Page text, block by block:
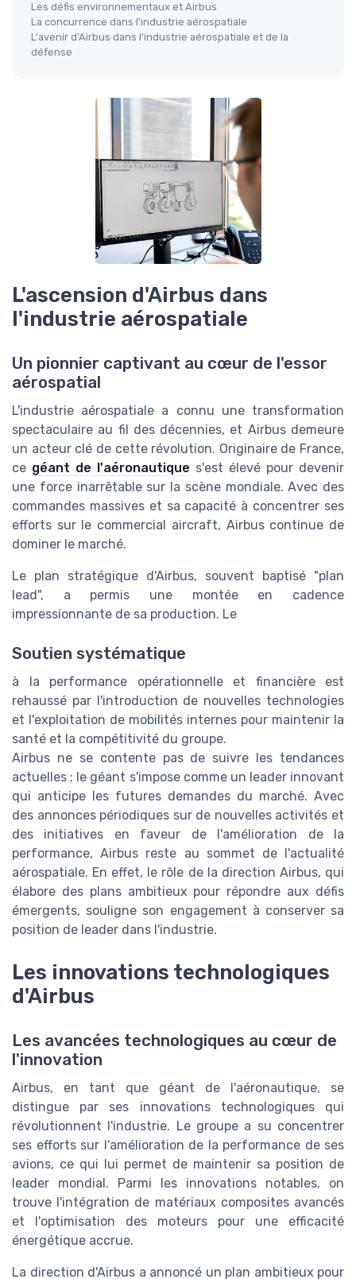
Les défis environnementaux et Airbus
La concurrence dans l'industrie aérospatiale
L'avenir d'Airbus dans l'industrie aérospatiale et de la
défense
L'ascension d'Airbus dans
l'industrie aérospatiale
Un pionnier captivant au cœur de l'essor
aérospatial
L'industrie aérospatiale a connu une transformation
spectaculaire au fil des décennies, et Airbus demeure
un acteur clé de cette révolution. Originaire de France,
ce géant de l'aéronautique s'est élevé pour devenir
une force inarrêtable sur la scène mondiale. Avec des
commandes massives et sa capacité à concentrer ses
efforts sur le commercial aircraft, Airbus continue de
dominer le marché.
Le plan stratégique d'Airbus, souvent baptisé "plan
lead", a permis une montée en cadence
impressionnante de sa production. Le
Soutien systématique
à la performance opérationnelle et financière est
rehaussé par l'introduction de nouvelles technologies
et l'exploitation de mobilités internes pour maintenir la
santé et la compétitivité du groupe.
Airbus ne se contente pas de suivre les tendances
actuelles ; le géant s'impose comme un leader innovant
qui anticipe les futures demandes du marché. Avec
des annonces périodiques sur de nouvelles activités et
des initiatives en faveur de l'amélioration de la
performance, Airbus reste au sommet de l'actualité
aérospatiale. En effet, le rôle de la direction Airbus, qui
élabore des plans ambitieux pour répondre aux défis
émergents, souligne son engagement à conserver sa
position de leader dans l'industrie.
Les innovations technologiques
d'Airbus
Les avancées technologiques au cœur de
l'innovation
Airbus, en tant que géant de l'aéronautique, se
distingue par ses innovations technologiques qui
révolutionnent l'industrie. Le groupe a su concentrer
ses efforts sur l'amélioration de la performance de ses
avions, ce qui lui permet de maintenir sa position de
leader mondial. Parmi les innovations notables, on
trouve l'intégration de matériaux composites avancés
et l'optimisation des moteurs pour une efficacité
énergétique accrue.
La direction d'Airbus a annoncé un plan ambitieux pour